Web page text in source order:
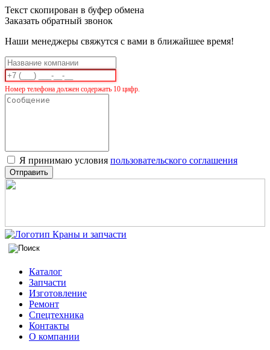
Текст скопирован в буфер обмена
Заказать обратный звонок
Наши менеджеры свяжутся с вами в ближайшее время!
Номер телефона должен содержать 10 цифр.
Я принимаю условия пользовательского соглашения
Отправить
Каталог
Запчасти
Изготовление
Ремонт
Спецтехника
Контакты
О компании